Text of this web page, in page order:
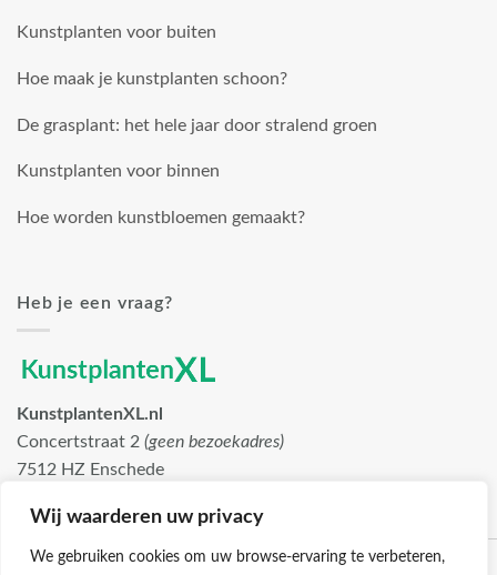
Wij waarderen uw privacy
We gebruiken cookies om uw browse-ervaring te verbeteren,
Kunstplanten voor buiten
Hoe maak je kunstplanten schoon?
De grasplant: het hele jaar door stralend groen
Kunstplanten voor binnen
Hoe worden kunstbloemen gemaakt?
Heb je een vraag?
KunstplantenXL.nl
Concertstraat 2 (geen bezoekadres)
7512 HZ Enschede